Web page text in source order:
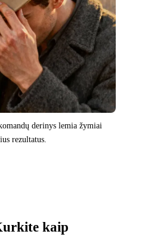
derinys lemia žymiai
rezultatus.
kaip